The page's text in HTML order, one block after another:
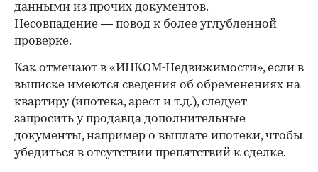
данными из прочих документов.
Несовпадение — повод к более углубленной
проверке.
Как отмечают в «ИНКОМ-Недвижимости», если в
выписке имеются сведения об обременениях на
квартиру (ипотека, арест и т.д.), следует
запросить у продавца дополнительные
документы, например о выплате ипотеки, чтобы
убедиться в отсутствии препятствий к сделке.